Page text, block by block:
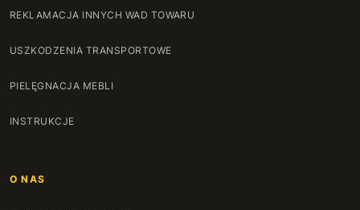
REKLAMACJA INNYCH WAD TOWARU
USZKODZENIA TRANSPORTOWE
PIELĘGNACJA MEBLI
INSTRUKCJE
O NAS